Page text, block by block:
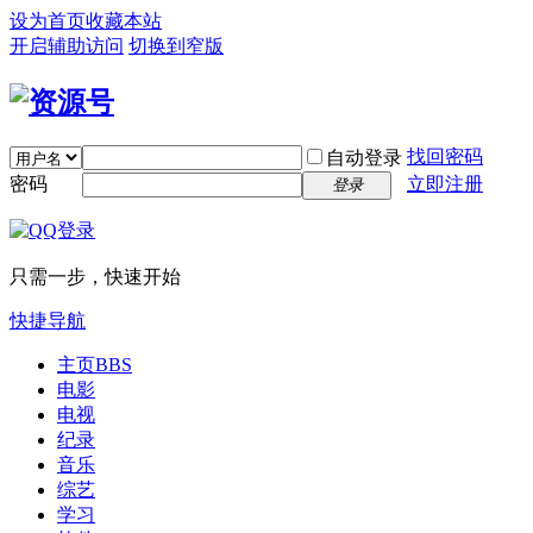
设为首页收藏本站
开启辅助访问 切换到窄版
自动登录 找回密码
密码
登录 立即注册
只需一步，快速开始
快捷导航
主页BBS
电影
电视
纪录
音乐
综艺
学习